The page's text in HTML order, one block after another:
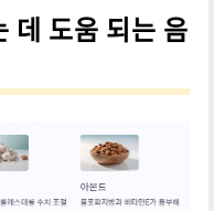
데 도움 되는 음